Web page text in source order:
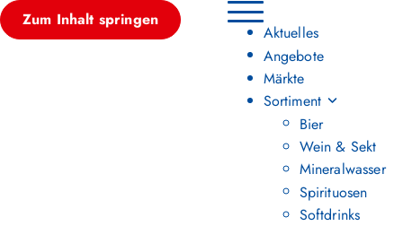
Zum Inhalt springen
Hauptmenü umschalten
Aktuelles
Angebote
Märkte
Sortiment
Bier
Wein & Sekt
Mineralwasser
Spirituosen
Softdrinks